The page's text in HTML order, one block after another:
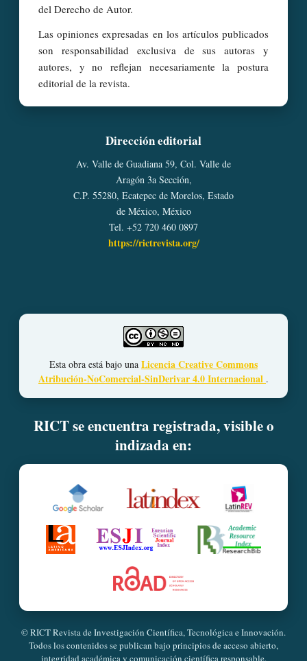
del Derecho de Autor.
Las opiniones expresadas en los artículos publicados
son responsabilidad exclusiva de sus autoras y
autores, y no reflejan necesariamente la postura
editorial de la revista.
Dirección editorial
Av. Valle de Guadiana 59, Col. Valle de
Aragón 3a Sección,
C.P. 55280, Ecatepec de Morelos, Estado
de México, México
Tel. +52 720 460 0897
https://rictrevista.org/
Esta obra está bajo una Licencia Creative Commons
Atribución-NoComercial-SinDerivar 4.0 Internacional .
RICT se encuentra registrada, visible o
indizada en:
© RICT Revista de Investigación Científica, Tecnológica e Innovación.
Todos los contenidos se publican bajo principios de acceso abierto,
integridad académica y comunicación científica responsable.